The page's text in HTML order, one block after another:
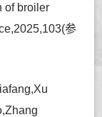
of broiler
参